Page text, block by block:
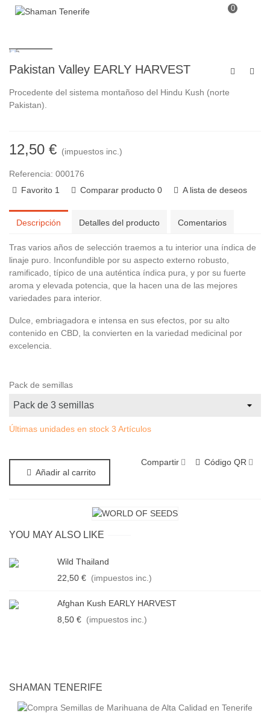
0
Pakistan Valley EARLY HARVEST
Procedente del sistema montañoso del Hindu Kush (norte
Pakistan).
12,50 € (impuestos inc.)
Referencia: 000176
Favorito 1 Comparar producto 0 A lista de deseos
Descripción Detalles del producto Comentarios
Tras varios años de selección traemos a tu interior una índica de
linaje puro. Inconfundible por su aspecto externo robusto,
ramificado, típico de una auténtica índica pura, y por su fuerte
aroma y elevada potencia, que la hacen una de las mejores
variedades para interior.
Dulce, embriagadora e intensa en sus efectos, por su alto
contenido en CBD, la convierten en la variedad medicinal por
excelencia.
Pack de semillas
Últimas unidades en stock 3 Artículos
Añadir al carrito
Compartir Código QR
YOU MAY ALSO LIKE
Wild Thailand
22,50 € (impuestos inc.)
Afghan Kush EARLY HARVEST
8,50 € (impuestos inc.)
SHAMAN TENERIFE